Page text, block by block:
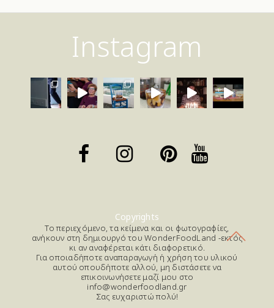
Instagram
Copyrights
Το περιεχόμενο, τα κείμενα και οι φωτογραφίες,
ανήκουν στη δημιουργό του WonderFoodLand -εκτός
κι αν αναφέρεται κάτι διαφορετικό.
Για οποιαδήποτε αναπαραγωγή ή χρήση του υλικού
αυτού οπουδήποτε αλλού, μη διστάσετε να
επικοινωνήσετε μαζί μου στο
info@wonderfoodland.gr
Σας ευχαριστώ πολύ!